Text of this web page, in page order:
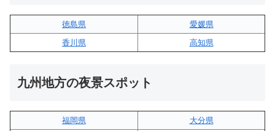
徳島県
愛媛県
香川県
高知県
九州地方の夜景スポット
福岡県 大分県